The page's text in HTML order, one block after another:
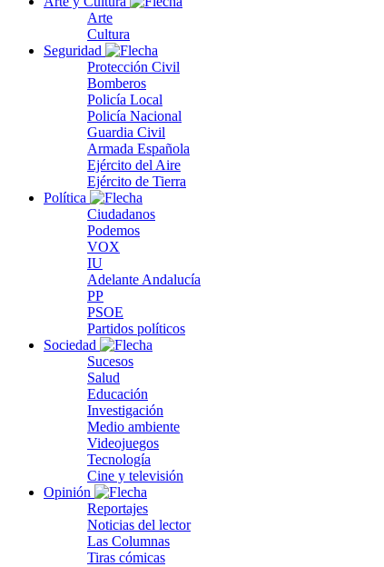
Arte
Cultura
Seguridad
Protección Civil
Bomberos
Policía Local
Policía Nacional
Guardia Civil
Armada Española
Ejército del Aire
Ejército de Tierra
Política
Ciudadanos
Podemos
VOX
IU
Adelante Andalucía
PP
PSOE
Partidos políticos
Sociedad
Sucesos
Salud
Educación
Investigación
Medio ambiente
Videojuegos
Tecnología
Cine y televisión
Opinión
Reportajes
Noticias del lector
Las Columnas
Tiras cómicas